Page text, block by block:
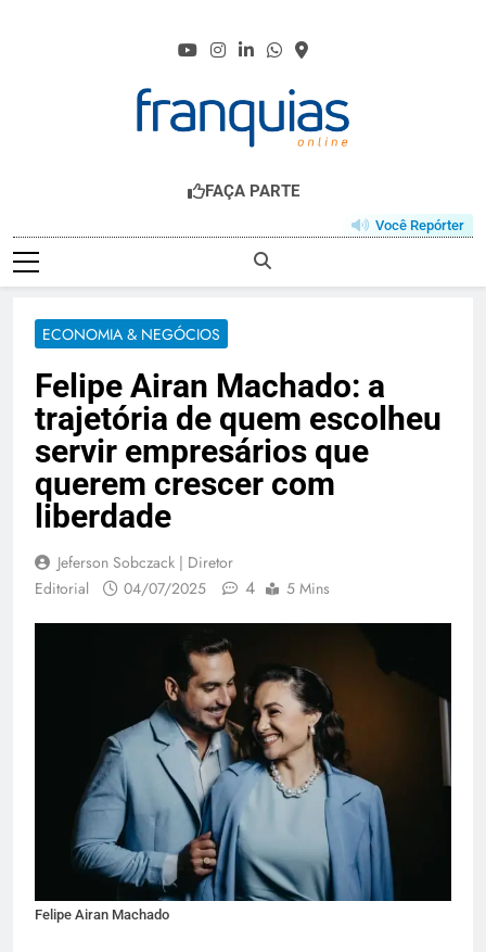
FAÇA PARTE
Você Repórter
ECONOMIA & NEGÓCIOS
Felipe Airan Machado: a
trajetória de quem escolheu
servir empresários que
querem crescer com
liberdade
Jeferson Sobczack | Diretor
Editorial
04/07/2025 4 5 Mins
Felipe Airan Machado